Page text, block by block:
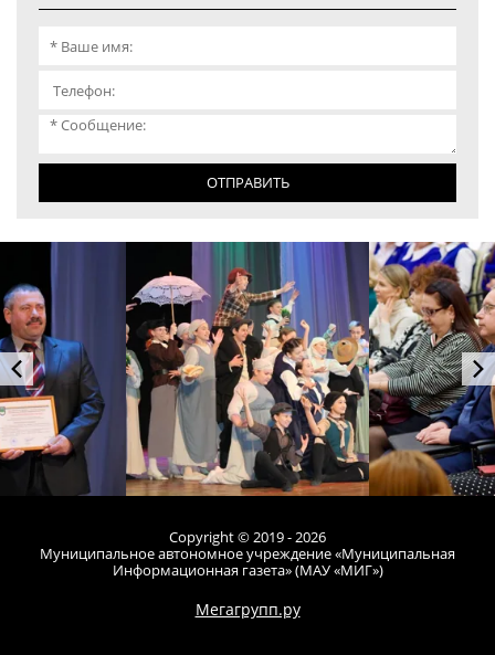
ОТПРАВИТЬ
Copyright © 2019 - 2026
Муниципальное автономное учреждение «Муниципальная
Информационная газета» (МАУ «МИГ»)
Мегагрупп.ру